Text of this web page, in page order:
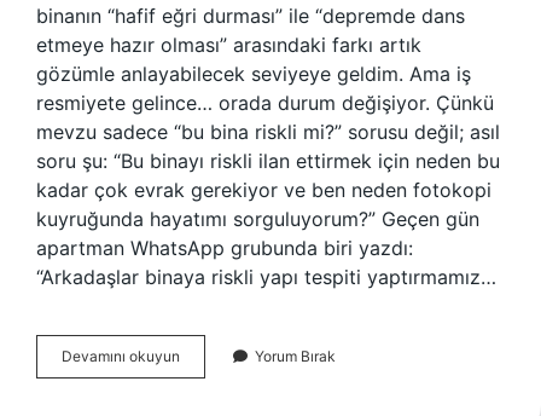
binanın “hafif eğri durması” ile “depremde dans
etmeye hazır olması” arasındaki farkı artık
gözümle anlayabilecek seviyeye geldim. Ama iş
resmiyete gelince… orada durum değişiyor. Çünkü
mevzu sadece “bu bina riskli mi?” sorusu değil; asıl
soru şu: “Bu binayı riskli ilan ettirmek için neden bu
kadar çok evrak gerekiyor ve ben neden fotokopi
kuyruğunda hayatımı sorguluyorum?” Geçen gün
apartman WhatsApp grubunda biri yazdı:
“Arkadaşlar binaya riskli yapı tespiti yaptırmamız…
Devamını okuyun
yapı
Yorum Bırak